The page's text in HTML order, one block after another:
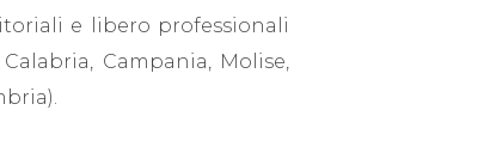
e libero professionali
Campania, Molise,